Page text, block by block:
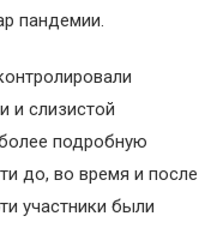
пандемии.
и слизистой
подробную
до, во время и после
участники были